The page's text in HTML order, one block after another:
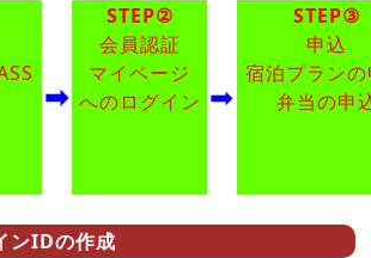
➡
STEP②
会員認証
マイページ
へのログイン ➡
STEP③
申込
宿泊プラン
弁当の申
ンIDの作成